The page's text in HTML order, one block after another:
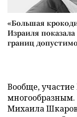
«Большая
Израиля
границ
Вообще,
многообразным.
Михаила